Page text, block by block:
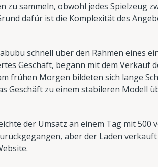
zu sammeln, obwohl jedes Spielzeug
dafür ist die Komplexität des
schnell über den Rahmen eines
Geschäft, begann mit dem Verkauf
frühen Morgen bildeten sich lange
Geschäft zu einem stabileren Modell
der Umsatz an einem Tag mit 500
aber der Laden